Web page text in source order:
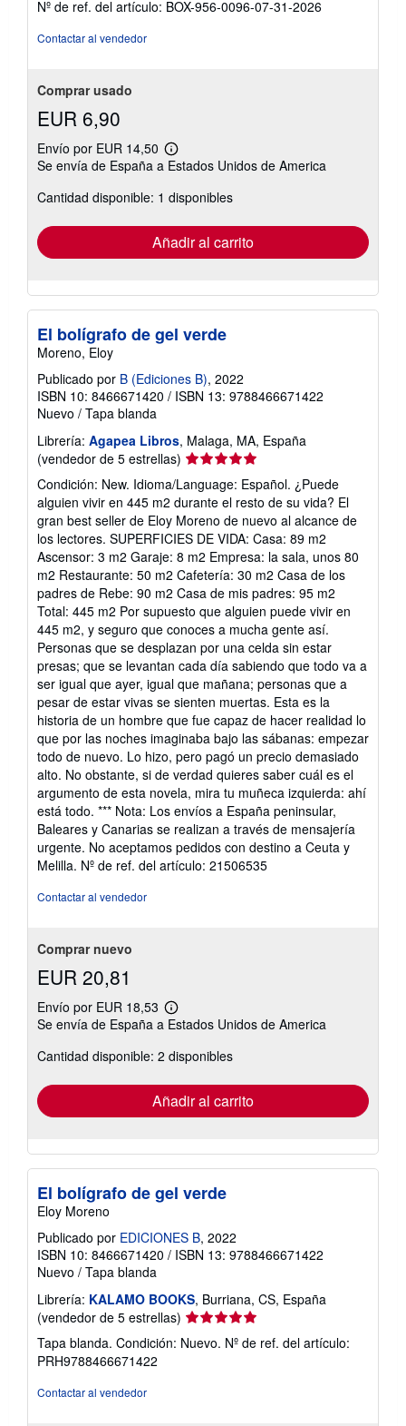
vendedor:
Nº de ref. del artículo: BOX-956-0096-07-31-2026
Contactar al vendedor
Comprar usado
EUR 6,90
Envío por EUR 14,50
Más
información
las
tarifas
envío
Se envía de España a Estados Unidos de America
Cantidad disponible: 1 disponibles
Añadir al carrito
El bolígrafo de gel verde
Moreno, Eloy
Publicado por B (Ediciones B), 2022
ISBN 10: 8466671420 / ISBN 13: 9788466671422
Nuevo / Tapa blanda
Librería: Agapea Libros, Malaga, MA, España
(vendedor de 5 estrellas) Calificación
vendedor:
5
de
5
estrellas
Condición: New. Idioma/Language: Español. ¿Puede
alguien vivir en 445 m2 durante el resto de su vida? El
gran best seller de Eloy Moreno de nuevo al alcance de
los lectores. SUPERFICIES DE VIDA: Casa: 89 m2
Ascensor: 3 m2 Garaje: 8 m2 Empresa: la sala, unos 80
m2 Restaurante: 50 m2 Cafetería: 30 m2 Casa de los
padres de Rebe: 90 m2 Casa de mis padres: 95 m2
Total: 445 m2 Por supuesto que alguien puede vivir en
445 m2, y seguro que conoces a mucha gente así.
Personas que se desplazan por una celda sin estar
presas; que se levantan cada día sabiendo que todo va a
ser igual que ayer, igual que mañana; personas que a
pesar de estar vivas se sienten muertas. Esta es la
historia de un hombre que fue capaz de hacer realidad lo
que por las noches imaginaba bajo las sábanas: empezar
todo de nuevo. Lo hizo, pero pagó un precio demasiado
alto. No obstante, si de verdad quieres saber cuál es el
argumento de esta novela, mira tu muñeca izquierda: ahí
está todo. *** Nota: Los envíos a España peninsular,
Baleares y Canarias se realizan a través de mensajería
urgente. No aceptamos pedidos con destino a Ceuta y
Melilla. Nº de ref. del artículo: 21506535
Contactar al vendedor
Comprar nuevo
EUR 20,81
Envío por EUR 18,53
Más
información
las
tarifas
envío
Se envía de España a Estados Unidos de America
Cantidad disponible: 2 disponibles
Añadir al carrito
El bolígrafo de gel verde
Eloy Moreno
Publicado por EDICIONES B, 2022
ISBN 10: 8466671420 / ISBN 13: 9788466671422
Nuevo / Tapa blanda
Librería: KALAMO BOOKS, Burriana, CS, España
(vendedor de 5 estrellas) Calificación
del
vendedor:
Tapa blanda. Condición: Nuevo. Nº de ref. del artículo:
PRH9788466671422
Contactar al vendedor